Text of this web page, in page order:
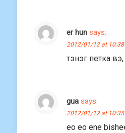
er hun says:
2012/01/12 at 10:38
тэнэг петка
gua says:
2012/01/12 at 10:35
eo eo ene